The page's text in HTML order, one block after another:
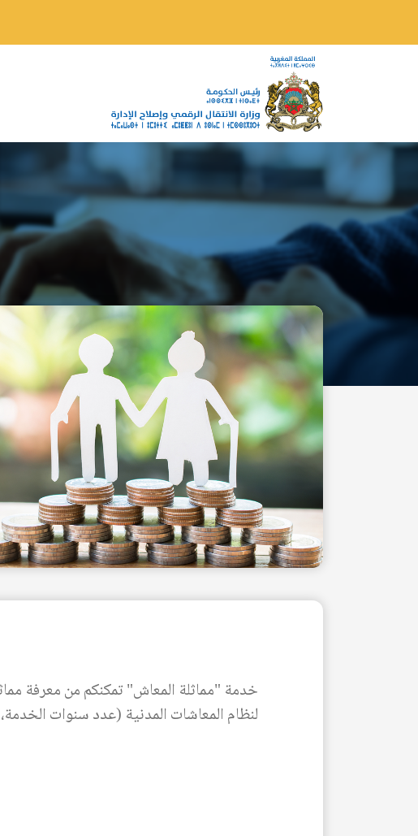
خدمة "مماثلة المعاش" تمكنكم من معرفة
لنظام المعاشات المدنية (عدد سنوات الخدمة،